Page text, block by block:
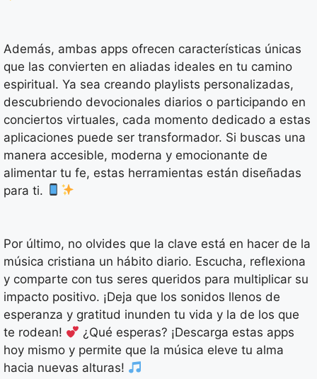
Además, ambas apps ofrecen características únicas
que las convierten en aliadas ideales en tu camino
espiritual. Ya sea creando playlists personalizadas,
descubriendo devocionales diarios o participando en
conciertos virtuales, cada momento dedicado a estas
aplicaciones puede ser transformador. Si buscas una
manera accesible, moderna y emocionante de
alimentar tu fe, estas herramientas están diseñadas
para ti.
Por último, no olvides que la clave está en hacer de la
música cristiana un hábito diario. Escucha, reflexiona
y comparte con tus seres queridos para multiplicar su
impacto positivo. ¡Deja que los sonidos llenos de
esperanza y gratitud inunden tu vida y la de los que
te rodean!
¿Qué esperas? ¡Descarga estas apps
hoy mismo y permite que la música eleve tu alma
hacia nuevas alturas!